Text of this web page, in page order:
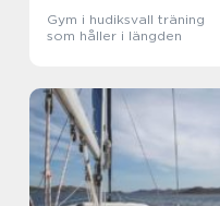
Gym i hudiksvall träning
som håller i längden